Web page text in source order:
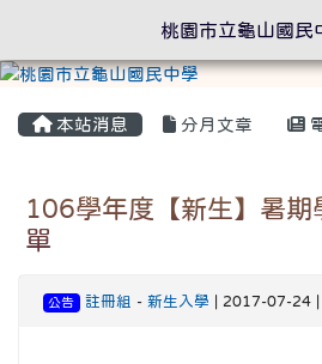
本站消息 分月文章
106學年度【新生】暑期
單
公告 註冊組 - 新生入學 | 2017-07-24
桃園市立龜山國民